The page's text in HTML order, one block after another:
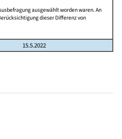
ausgewählt worden waren. An
dieser Differenz von
15.5.2022